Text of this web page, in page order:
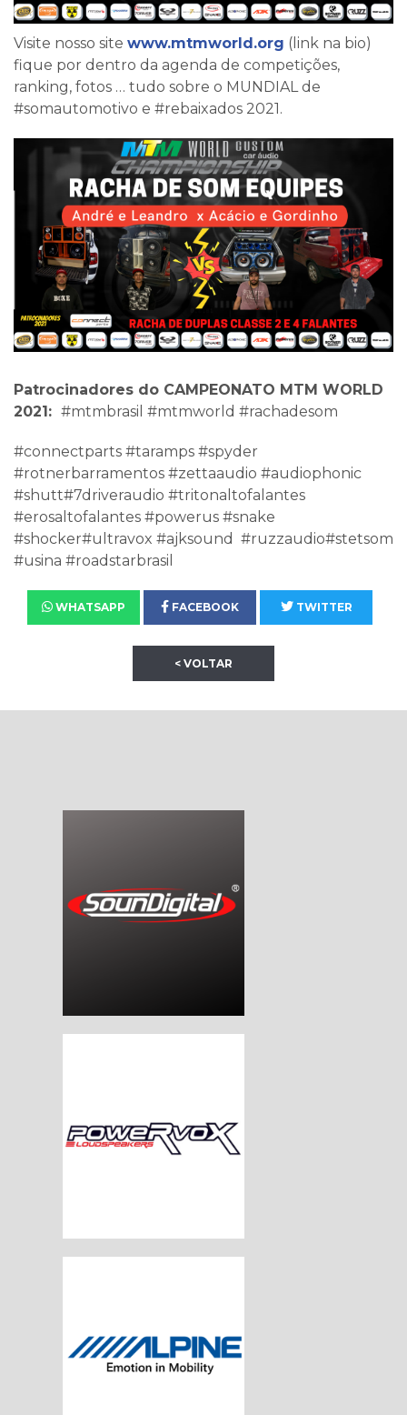
Visite nosso site www.mtmworld.org (link na bio)
fique por dentro da agenda de competições,
ranking, fotos … tudo sobre o MUNDIAL de
#somautomotivo e #rebaixados 2021.
Patrocinadores do CAMPEONATO MTM WORLD
2021: #mtmbrasil #mtmworld #rachadesom
#connectparts #taramps #spyder
#rotnerbarramentos #zettaaudio #audiophonic
#shutt#7driveraudio #tritonaltofalantes
#erosaltofalantes #powerus #snake
#shocker#ultravox #ajksound #ruzzaudio#stetsom
#usina #roadstarbrasil
WHATSAPP FACEBOOK TWITTER
< VOLTAR